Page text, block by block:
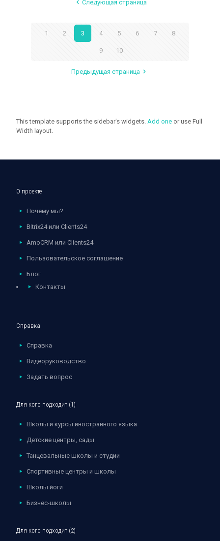
Следующая страница
1 2 3 4 5 6 7 8
9 10
Предыдущая страница
This template supports the sidebar's widgets. Add one or use Full
Width layout.
О проекте
Почему мы?
Bitrix24 или Clients24
AmoCRM или Clients24
Пользовательское соглашение
Блог
Контакты
Справка
Справка
Видеоруководство
Задать вопрос
Для кого подходит (1)
Школы и курсы иностранного языка
Детские центры, сады
Танцевальные школы и студии
Спортивные центры и школы
Школы йоги
Бизнес-школы
Для кого подходит (2)